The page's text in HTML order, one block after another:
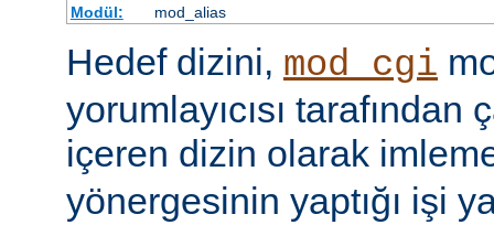
Modül:
mod_alias
Hedef dizini, mod_cgi
yorumlayıcısı tarafından
içeren dizin olarak
yönergesinin yaptığı işi